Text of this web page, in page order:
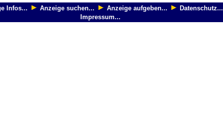
Infos... Anzeige suchen... Anzeige aufgeben...
Datenschutz...
Impressum...